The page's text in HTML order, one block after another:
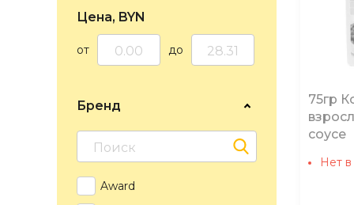
Цена, BYN
от до
Бренд
Award
75гр
соусе
Нет